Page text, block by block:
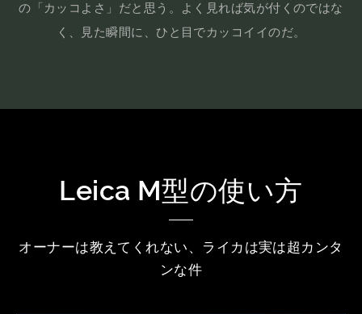
の「カッコよさ」だと思う。よく見れば気が付くのではな
く、見た瞬間に、ひと目でカッコイイのだ。
Leica M型の使い方
オーナーは教えてくれない、ライカは実は超カンタ
ンな件